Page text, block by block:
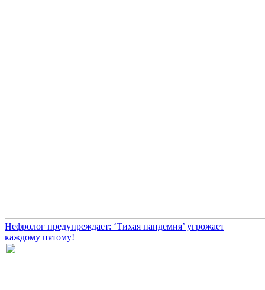
Нефролог предупреждает: ‘Тихая пандемия’ угрожает
каждому пятому!